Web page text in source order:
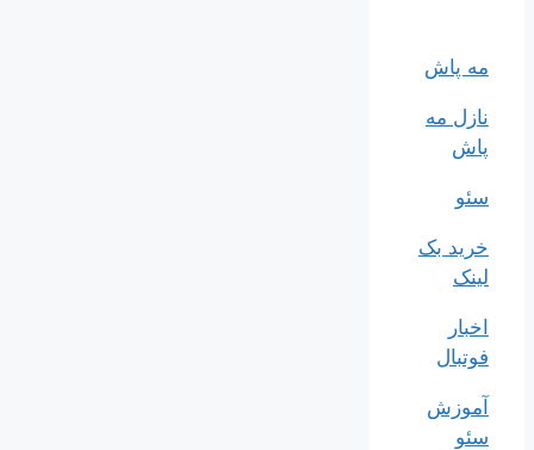
مه پاش
نازل مه
پاش
سئو
خرید بک
لینک
اخبار
فوتبال
آموزش
سئو